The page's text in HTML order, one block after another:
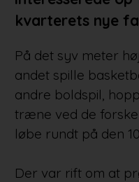
kvarterets nye
På det syv meter
andet spille
andre boldspil,
træne ved de
løbe rundt på den
Der var rift om at